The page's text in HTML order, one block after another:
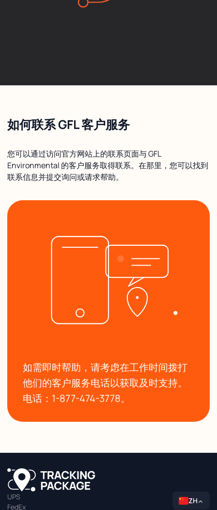
如何联系 GFL 客户服务
您可以通过访问官方网站上的联系页面与 GFL
Environmental 的客户服务取得联系。在那里，您可以找到
联系信息并提交询问或请求帮助。
如需即时帮助，请考虑在工作时间拨打
他们的客户服务电话以获取及时支持。
电话：1-877-474-3778。
UPS
FedEx
ZH